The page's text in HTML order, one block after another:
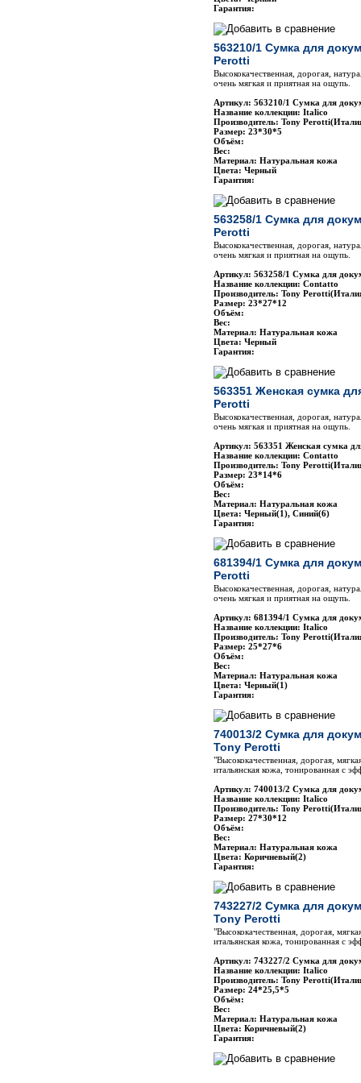
Гарантия:
563210/1 Сумка для
Perotti
Высококачественная, дорогая,
очень мягкая и приятная на ощупь.
Артикул: 563210/1 Сумка для
Название коллекции: Italico
Производитель: Tony
Размер: 23*30*5
Объём:
Вес:
Материал: Натуральная кожа
Цвета: Черный
Гарантия:
563258/1 Сумка для
Perotti
Высококачественная, дорогая,
очень мягкая и приятная на ощупь.
Артикул: 563258/1 Сумка для
Название коллекции: Contatto
Производитель: Tony
Размер: 23*27*12
Объём:
Вес:
Материал: Натуральная кожа
Цвета: Черный
Гарантия:
563351 Женская сумка
Perotti
Высококачественная, дорогая,
очень мягкая и приятная на ощупь.
Артикул: 563351 Женская сумка
Название коллекции: Contatto
Производитель: Tony
Размер: 23*14*6
Объём:
Вес:
Материал: Натуральная кожа
Цвета: Черный(1), Синий(6)
Гарантия:
681394/1 Сумка для
Perotti
Высококачественная, дорогая,
очень мягкая и приятная на ощупь.
Артикул: 681394/1 Сумка для
Название коллекции: Italico
Производитель: Tony
Размер: 25*27*6
Объём:
Вес:
Материал: Натуральная кожа
Цвета: Черный(1)
Гарантия:
740013/2 Сумка для
Tony Perotti
"Высококачественная, дорогая,
итальянская кожа, тонированная с
Артикул: 740013/2 Сумка для
Название коллекции: Italico
Производитель: Tony
Размер: 27*30*12
Объём:
Вес:
Материал: Натуральная кожа
Цвета: Коричневый(2)
Гарантия:
743227/2 Сумка для
Tony Perotti
"Высококачественная, дорогая,
итальянская кожа, тонированная с
Артикул: 743227/2 Сумка для
Название коллекции: Italico
Производитель: Tony
Размер: 24*25,5*5
Объём:
Вес:
Материал: Натуральная кожа
Цвета: Коричневый(2)
Гарантия: